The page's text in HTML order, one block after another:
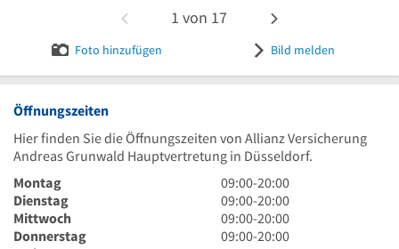
1 von 17
Foto hinzufügen Bild melden
Öffnungszeiten
Hier finden Sie die Öffnungszeiten von Allianz Versicherung
Andreas Grunwald Hauptvertretung in Düsseldorf.
Montag
9
Uhr
bis
20
09:00-20:00
Dienstag
9
Uhr
bis
09:00-20:00
Mittwoch
9
Uhr
09:00-20:00
Donnerstag
9
09:00-20:00